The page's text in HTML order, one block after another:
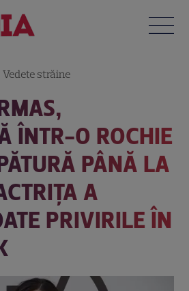
Vedete străine
ÎNTR-O ROCHIE
PÂNĂ LA
A
PRIVIRILE ÎN